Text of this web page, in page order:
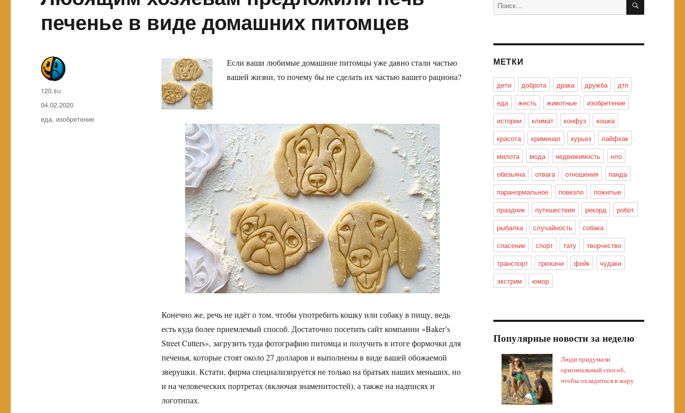
печенье в виде домашних питомцев
Если ваши любимые домашние питомцы уже давно стали частью
вашей жизни, то почему бы не сделать их частью вашего рациона?
Конечно же, речь не идёт о том, чтобы употребить кошку или собаку в пищу, ведь
есть куда более приемлемый способ. Достаточно посетить сайт компании «Baker’s
Street Cutters», загрузить туда фотографию питомца и получить в итоге формочки для
печенья, которые стоят около 27 долларов и выполнены в виде вашей обожаемой
зверушки. Кстати, фирма специализируется не только на братьях наших меньших, но
и на человеческих портретах (включая знаменитостей), а также на надписях и
логотипах.
Автор
120.su
Опубликовано
04.02.2020
Метки
еда, изобретение
МЕТКИ
дети доброта драка дружба
дтп
еда
жесть животные
изобретение
истории
климат конфуз
кошка
красота
криминал курьез
лайфхак
милота
мода недвижимость
нло
обезьяна
отвага отношения
панда
паранормальное
повезло
пожилые
праздник
путешествия рекорд
робот
рыбалка
случайность
собака
спасение
спорт тату
творчество
транспорт
трюкачи фейк
чудаки
экстрим
юмор
Популярные новости за неделю
Люди придумали
оригинальный способ,
чтобы охладиться в жару